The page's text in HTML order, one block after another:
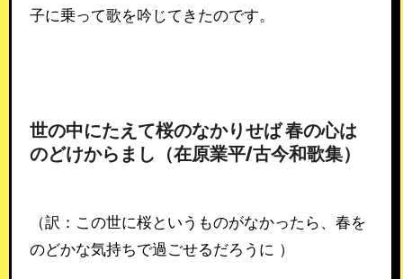
子に乗って歌を吟じてきたのです。
世の中にたえて桜のなかりせば 春の心は
のどけからまし（在原業平/古今和歌集）
（訳：この世に桜というものがなかったら、春を
のどかな気持ちで過ごせるだろうに ）